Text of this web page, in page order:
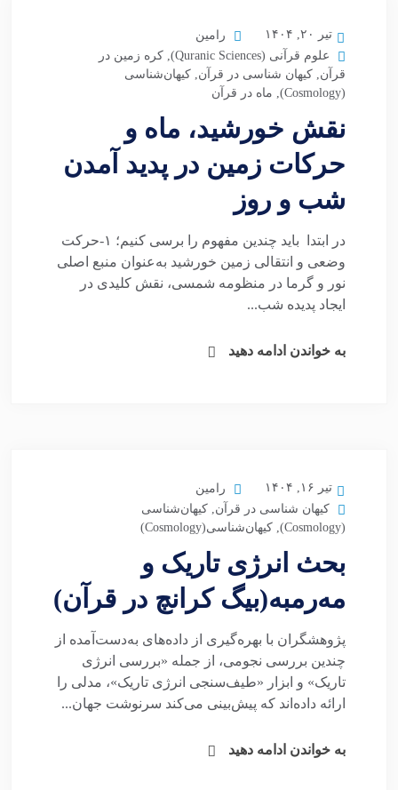
تیر ۲۰, ۱۴۰۴
رامین
علوم قرآنی (Quranic Sciences)
, کره زمین در
قرآن, کیهان شناسی در قرآن, کیهان‌شناسی
(Cosmology)
, ماه در قرآن
نقش خورشید، ماه و
حرکات زمین در پدید آمدن
شب و روز
در ابتدا باید چندین مفهوم را برسی کنیم؛ ۱-حرکت
وضعی و انتقالی زمین خورشید به‌عنوان منبع اصلی
نور و گرما در منظومه شمسی، نقش کلیدی در
ایجاد پدیده شب...
به خواندن ادامه دهید
تیر ۱۶, ۱۴۰۴
رامین
کیهان شناسی در قرآن, کیهان‌شناسی
(Cosmology)
, کیهان‌شناسی(Cosmology)
بحث انرژی تاریک و
مه‌رمبه(بیگ کرانچ در قرآن)
پژوهشگران با بهره‌گیری از داده‌های به‌دست‌آمده از
چندین بررسی نجومی، از جمله «بررسی انرژی
تاریک» و ابزار «طیف‌سنجی انرژی تاریک»، مدلی را
ارائه داده‌اند که پیش‌بینی می‌کند سرنوشت جهان...
به خواندن ادامه دهید